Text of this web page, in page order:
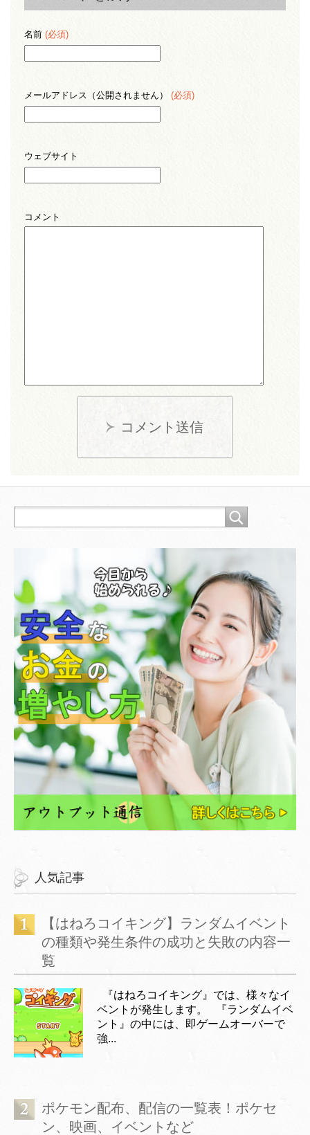
名前 (必須)
メールアドレス（公開されません） (必須)
ウェブサイト
コメント
コメント送信
人気記事
【はねろコイキング】ランダムイベント
の種類や発生条件の成功と失敗の内容一
覧
『はねろコイキング』では、様々なイ
ベントが発生します。 『ランダムイベ
ント』の中には、即ゲームオーバーで
強...
ポケモン配布、配信の一覧表！ポケセ
ン、映画、イベントなど